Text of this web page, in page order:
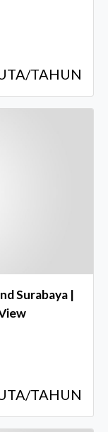
TAHUN
Surabaya |
TAHUN